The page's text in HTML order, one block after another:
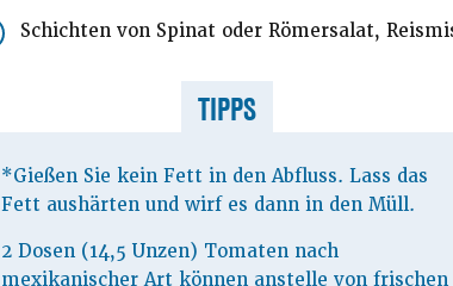
Schichten von Spinat oder Römersalat,
TIPPS
*Gießen Sie kein Fett in den Abfluss. Lass das
Fett aushärten und wirf es dann in den Müll.
2 Dosen (14,5 Unzen) Tomaten nach
mexikanischer Art können anstelle von frischen